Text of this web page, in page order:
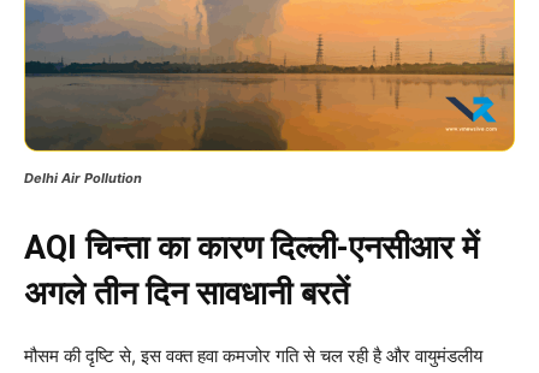
Delhi Air Pollution
AQI चिन्ता का कारण दिल्ली-एनसीआर में
अगले तीन दिन सावधानी बरतें
मौसम की दृष्टि से, इस वक्त हवा कमजोर गति से चल रही है और वायुमंडलीय